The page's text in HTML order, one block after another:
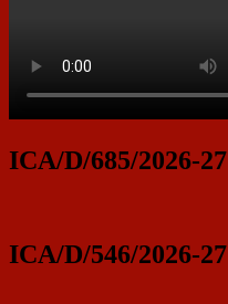
ICA/D/685/2026-27
ICA/D/546/2026-27